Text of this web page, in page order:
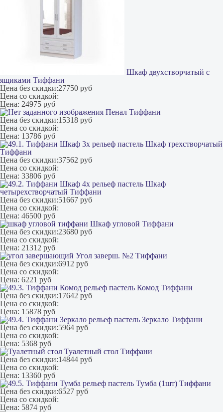
Шкаф двухстворчатый с
ящиками Тиффани
Цена без скидки:27750 руб
Цена со скидкой:
Цена: 24975 руб
Пенал Тиффани
Цена без скидки:15318 руб
Цена со скидкой:
Цена: 13786 руб
Шкаф трехстворчатый
Тиффани
Цена без скидки:37562 руб
Цена со скидкой:
Цена: 33806 руб
Шкаф
четырехстворчатый Тиффани
Цена без скидки:51667 руб
Цена со скидкой:
Цена: 46500 руб
Шкаф угловой Тиффани
Цена без скидки:23680 руб
Цена со скидкой:
Цена: 21312 руб
Угол заверш. №2 Тиффани
Цена без скидки:6912 руб
Цена со скидкой:
Цена: 6221 руб
Комод Тиффани
Цена без скидки:17642 руб
Цена со скидкой:
Цена: 15878 руб
Зеркало Тиффани
Цена без скидки:5964 руб
Цена со скидкой:
Цена: 5368 руб
Туалетный стол Тиффани
Цена без скидки:14844 руб
Цена со скидкой:
Цена: 13360 руб
Тумба (1шт) Тиффани
Цена без скидки:6527 руб
Цена со скидкой:
Цена: 5874 руб